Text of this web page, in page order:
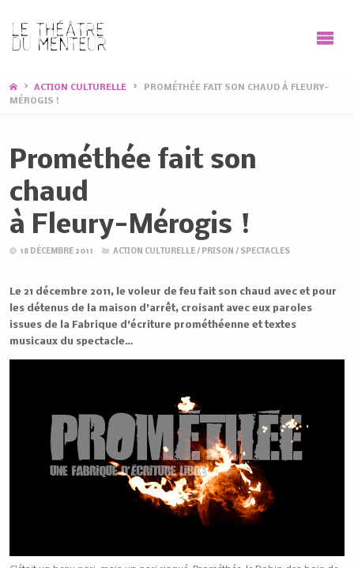
HOMEACTION CULTURELLE
PROMÉTHÉE FAIT SON CHAUD À FLEURY-
MÉROGIS !
Prométhée fait son
chaud
à Fleury-Mérogis !
18 DÉCEMBRE 2011 ACTION CULTURELLE/ PRISON / SPECTACLES
Le 21 décembre 2011, le voleur de feu fait son chaud avec et pour
les détenus de la maison d’arrêt, croisant avec eux paroles
issues de la Fabrique d’écriture prométhéenne et textes
musicaux du spectacle…